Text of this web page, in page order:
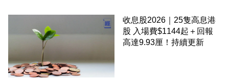
收息股2026｜25隻高息港
股 入場費$1144起＋回報
高達9.93厘！持續更新